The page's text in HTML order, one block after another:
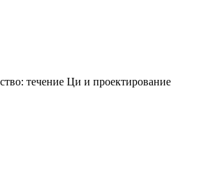
течение Ци и проектирование